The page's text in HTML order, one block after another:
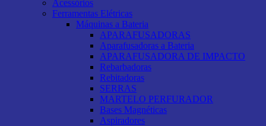
Acessórios
Ferramentas Elétricas
Máquinas a Bateria
APARAFUSADORAS
Aparafusadoras a Bateria
APARAFUSADORA DE IMPACTO
Rebarbadoras
Rebitadoras
SERRAS
MARTELO PERFURADOR
Bases Magnéticas
Aspiradores